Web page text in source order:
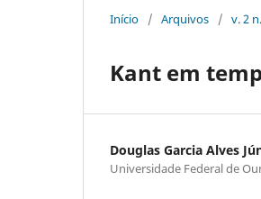
Início / Arquivos / v. 2
Kant em
Douglas Garcia Alves
Universidade Federal de